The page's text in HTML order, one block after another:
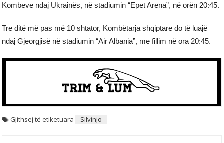
Kombeve ndaj Ukrainës, në stadiumin “Epet Arena”, në orën 20:45.
Tre ditë më pas më 10 shtator, Kombëtarja shqiptare do të luajë
ndaj Gjeorgjisë në stadiumin “Air Albania”, me fillim në ora 20:45.
Gjithsej të etiketuara Silvinjo